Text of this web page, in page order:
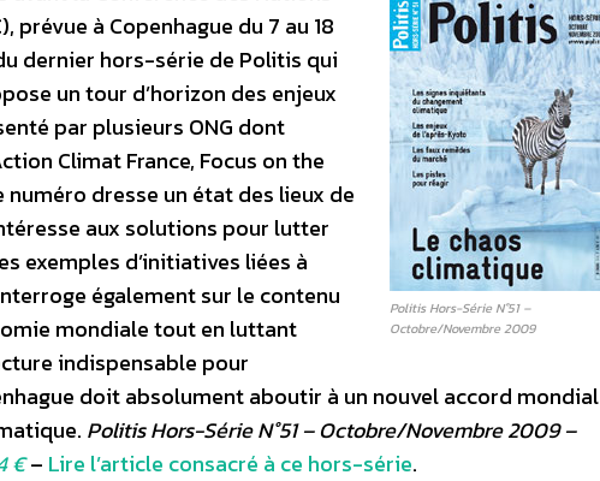
Politis Hors-Série N°51 –
Octobre/Novembre 2009
prévue à Copenhague du 7 au 18
dernier hors-série de Politis qui
un tour d’horizon des enjeux
par plusieurs ONG dont
Climat France, Focus on the
dresse un état des lieux de
aux solutions pour lutter
exemples d’initiatives liées à
également sur le contenu
mondiale tout en luttant
indispensable pour
doit absolument aboutir à un nouvel accord mondial
Politis Hors-Série N°51 – Octobre/Novembre 2009 –
€– Lire l’article consacré à ce hors-série.